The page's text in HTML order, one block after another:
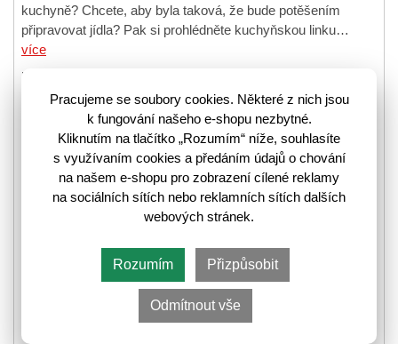
kuchyně? Chcete, aby byla taková, že bude potěšením
připravovat jídla? Pak si prohlédněte kuchyňskou linku…
více
Kód zboží:
Skladem poslední kus
⛟ Informace k odeslání zboží
Pracujeme se soubory cookies. Některé z nich jsou
k fungování našeho e-shopu nezbytné.
Kliknutím na tlačítko „Rozumím“ níže, souhlasíte
s využívaním cookies a předáním údajů o chování
na našem e-shopu pro zobrazení cílené reklamy
na sociálních sítích nebo reklamních sítích dalších
webových stránek.
Rozumím Přizpůsobit
Odmítnout vše